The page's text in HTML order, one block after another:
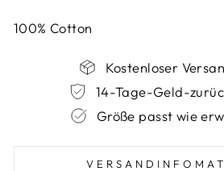
100% Cotton
Kostenloser
14-Tage-Geld-
Größe passt wie